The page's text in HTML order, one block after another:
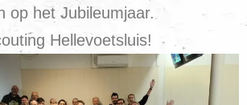
op het Jubileumjaar.
Hellevoetsluis!